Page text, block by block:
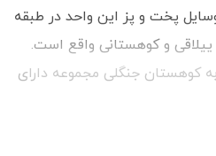
پخت و پز این واحد در طبقه
ییلاقی و کوهستانی واقع است.
کوهستان جنگلی مجموعه دارای